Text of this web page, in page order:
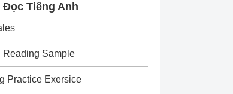
Đọc Tiếng Anh
Reading Sample
Practice Exersice